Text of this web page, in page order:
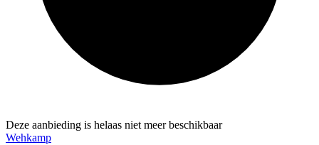
Deze aanbieding is helaas niet meer beschikbaar
Wehkamp